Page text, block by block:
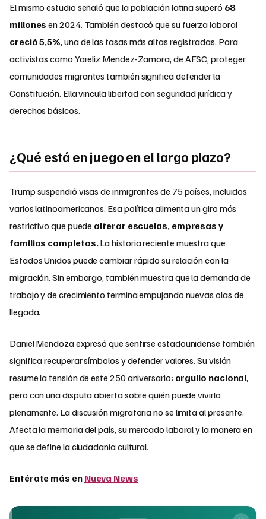
El mismo estudio señaló que la población latina superó 68
millones en 2024. También destacó que su fuerza laboral
creció 5,5%, una de las tasas más altas registradas. Para
activistas como Yareliz Mendez-Zamora, de AFSC, proteger
comunidades migrantes también significa defender la
Constitución. Ella vincula libertad con seguridad jurídica y
derechos básicos.
¿Qué está en juego en el largo plazo?
Trump suspendió visas de inmigrantes de 75 países, incluidos
varios latinoamericanos. Esa política alimenta un giro más
restrictivo que puede alterar escuelas, empresas y
familias completas.La historia reciente muestra que
Estados Unidos puede cambiar rápido su relación con la
migración. Sin embargo, también muestra que la demanda de
trabajo y de crecimiento termina empujando nuevas olas de
llegada.
Daniel Mendoza expresó que sentirse estadounidense también
significa recuperar símbolos y defender valores. Su visión
resume la tensión de este 250 aniversario: orgullo nacional,
pero con una disputa abierta sobre quién puede vivirlo
plenamente. La discusión migratoria no se limita al presente.
Afecta la memoria del país, su mercado laboral y la manera en
que se define la ciudadanía cultural.
Entérate más en Nueva News